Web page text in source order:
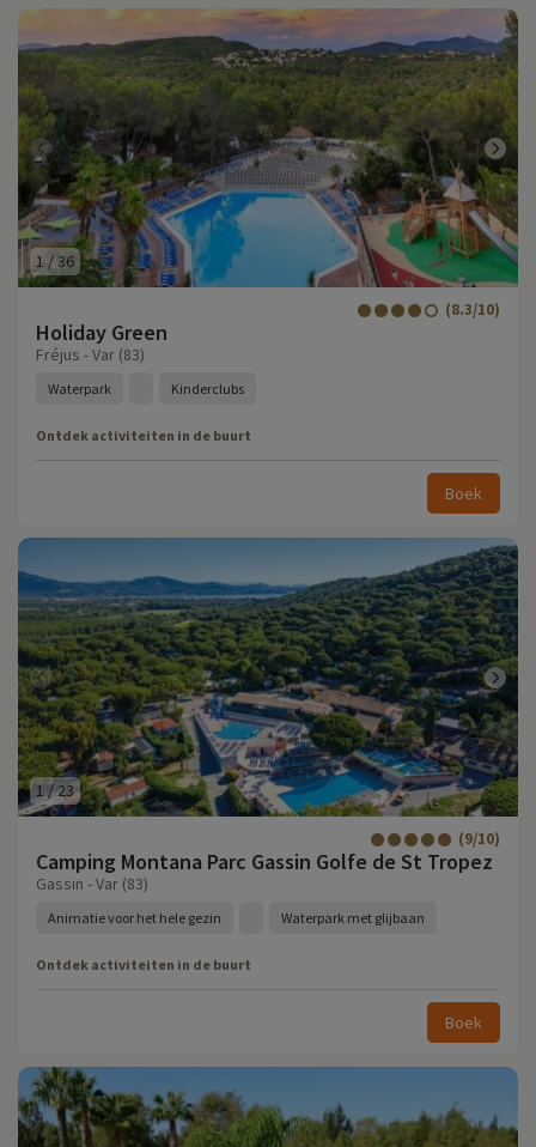
1 /36
Holiday Green
(8.3/10)
Fréjus - Var (83)
Waterpark Kinderclubs
Ontdek activiteiten in de buurt
Boek
1 /23
Camping Montana Parc Gassin Golfe de St Tropez
(9/10)
Gassin - Var (83)
Animatie voor het hele gezin Waterpark met glijbaan
Ontdek activiteiten in de buurt
Boek